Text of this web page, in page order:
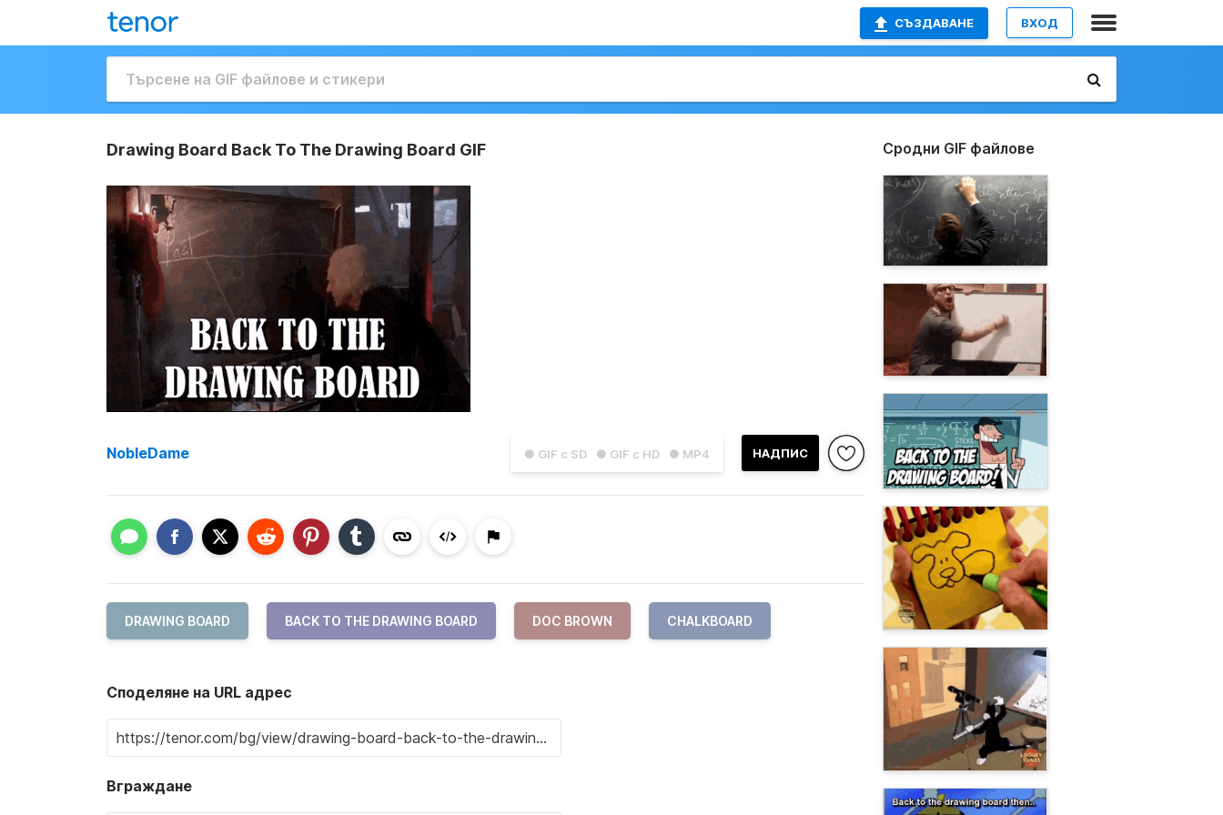
СЪЗДАВАНЕ ВХОД
Drawing Board Back To The Drawing Board GIF
● GIF с SD ● GIF с HD ● MP4 НАДПИС
NobleDame
DRAWING BOARD BACK TO THE DRAWING BOARD DOC BROWN CHALKBOARD
Споделяне на URL адрес
Вграждане
Сродни GIF файлове